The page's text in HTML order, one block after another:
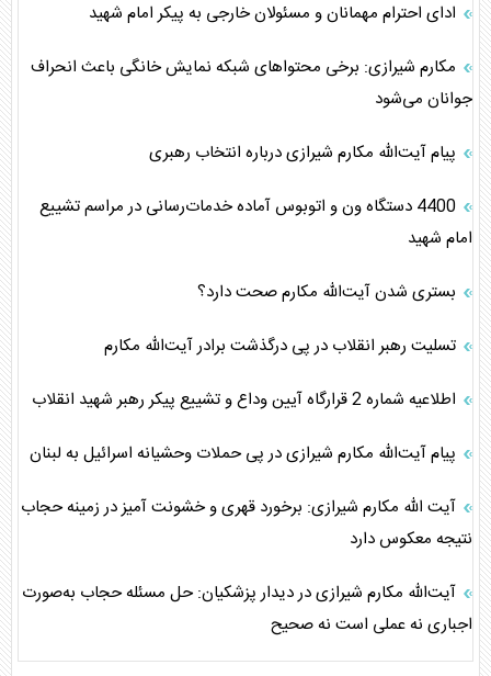
ادای احترام مهمانان و مسئولان خارجی به پیکر امام شهید
مکارم شیرازی: برخی محتوا‌های شبکه نمایش خانگی باعث انحراف
جوانان می‌شود
پیام آیت‌الله مکارم‌ شیرازی درباره انتخاب رهبری
4400 دستگاه ون و اتوبوس آماده خدمات‌رسانی در مراسم تشییع
امام شهید
بستری شدن آیت‌الله مکارم صحت دارد؟
تسلیت رهبر انقلاب در پی درگذشت برادر آیت‌الله مکارم
اطلاعیه شماره 2 قرارگاه آیین وداع و تشییع پیکر رهبر شهید انقلاب
پیام آیت‌الله مکارم شیرازی در پی حملات وحشیانه اسرائیل به لبنان
آیت الله مکارم شیرازی: برخورد قهری و خشونت آمیز در زمینه حجاب
نتیجه معکوس دارد
آیت‌الله مکارم شیرازی در دیدار پزشکیان: حل مسئله حجاب به‌صورت
اجباری نه عملی است نه صحیح